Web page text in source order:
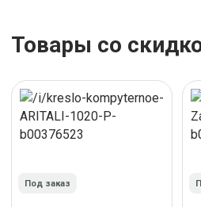
Товары со
Под заказ